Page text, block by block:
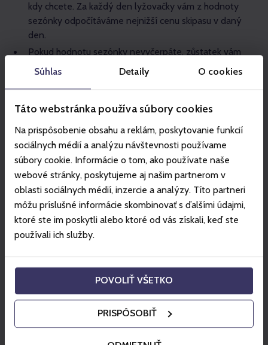
Súhlas Detaily O cookies
Táto webstránka používa súbory cookies
Na prispôsobenie obsahu a reklám, poskytovanie funkcií
sociálnych médií a analýzu návštevnosti používame
súbory cookie. Informácie o tom, ako používate naše
webové stránky, poskytujeme aj našim partnerom v
oblasti sociálnych médií, inzercie a analýzy. Títo partneri
môžu príslušné informácie skombinovať s ďalšími údajmi,
ktoré ste im poskytli alebo ktoré od vás získali, keď ste
používali ich služby.
POVOLIŤ VŠETKO
PRISPÔSOBIŤ
kdy chcete. Za každý den lyžovačky vám z hodnoty
sezónky odpočítáváme nejnižší cenu skipasu v daný
den.
Pokud hodnotu sezónky nevyčerpáte, zůstatek vám
vrátíme do goX cashbacku
. Pokud hodnotu sezónky
prolyžujete, lyžujete dál až do konce sezóny zdarma a
Gopass SKI FLEXI sezónka platí po celou zimní sezonu
2024/2025
v závislosti na provozní době jednotlivých
středisek. Začátek a konec sezony v daných střediscích
je ovlivněn povětrnostními a sněhovými podmínkami.
Gopass SKI FLEXI sezónka
platí ve střediscích
(SK), Tatranská Lomnica (SK), Štrbské pleso (SK), Starý
Smokovec (SK), Szczyrk - SMR/COS (PL), Špindlerův
Mlýn (CZ) a Jěštěd (CZ), Mölltaler Gletscher (AT),
Ankogel (AT) a Muttereralm (AT).
Gopass SKI FLEXI sezónka platí pro večerní lyžování v
ceně denního skipasu ve střediscích Jasná, Špindlerův
Mlýn, Ještěd a Szczyrk (SMR).
Gopass SKI FLEXI sezónkaneplatí na letní provoz v
horských střediscích.